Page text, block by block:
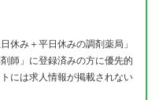
休み＋平日休みの調剤薬局」
師」に登録済みの方に優先的
には求人情報が掲載されない